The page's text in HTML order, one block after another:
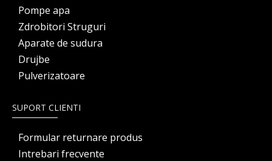
Pompe apa
Zdrobitori Struguri
Aparate de sudura
Drujbe
Pulverizatoare
SUPORT CLIENTI
Formular returnare produs
Intrebari frecvente